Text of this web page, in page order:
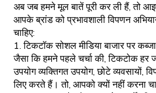
अब जब हमने मूल बातें पूरी कर ली हैं, तो
आपके ब्रांड को प्रभावशाली विपणन
चाहिए:
1. टिकटॉक सोशल मीडिया बाजार पर
जैसा कि हमने पहले चर्चा की, टिकटोक
उपयोग व्यक्तिगत उपयोग, छोटे व्यवसायों,
लिए करते हैं। तो, आपको क्यों नहीं करना